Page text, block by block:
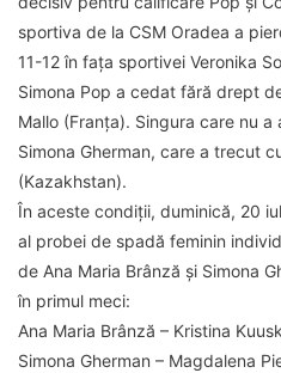
sportiva de la CSM Oradea a
11-12 în fața sportivei Veronika
Simona Pop a cedat fără drept
Mallo (Franța). Singura care nu
Simona Gherman, care a trecut
(Kazakhstan).
În aceste condiții, duminică, 20
al probei de spadă feminin
de Ana Maria Brânză și Simona
în primul meci:
Ana Maria Brânză – Kristina
Simona Gherman – Magdalena